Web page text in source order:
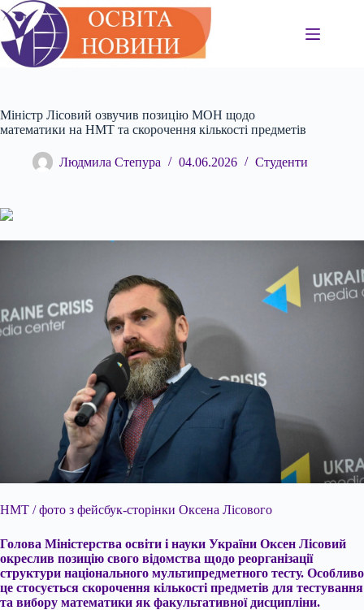
Перейти
до
вмісту
Міністр Лісовий озвучив позицію МОН щодо
математики на НМТ та скорочення кількості предметів
Людмила Степура 04.06.2026 Студенти
НМТ / фото з фейсбук-сторінки Оксена Лісового
Голова Міністерства освіти і науки України Оксен Лісовий
окреслив позицію свого відомства щодо реорганізації
структури національного мультипредметного тесту. Особливо
це стосується скорочення кількості предметів для тестування
та вибору математики як факультативної дисципліни.